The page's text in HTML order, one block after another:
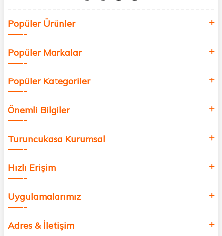
değer katmak için bize katılın!
Popüler Ürünler
Popüler Markalar
Popüler Kategoriler
Önemli Bilgiler
Turuncukasa Kurumsal
Hızlı Erişim
Uygulamalarımız
Adres & İletişim